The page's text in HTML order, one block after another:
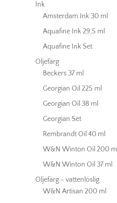
Ink
Amsterdam Ink 30 ml
Aquafine Ink 29,5 ml
Aquafine Ink Set
Oljefärg
Beckers 37 ml
Georgian Oil 225 ml
Georgian Oil 38 ml
Georgian Set
Rembrandt Oil 40 ml
W&N Winton Oil 200 ml
W&N Winton Oil 37 ml
Oljefärg - vattenlöslig
W&N Artisan 200 ml